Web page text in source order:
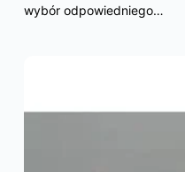
wybór odpowiedniego…